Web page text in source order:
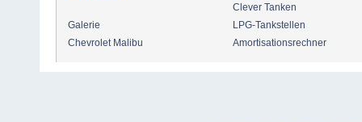
Clever Tanken
Galerie
LPG-Tankstellen
Chevrolet Malibu
Amortisationsrechner